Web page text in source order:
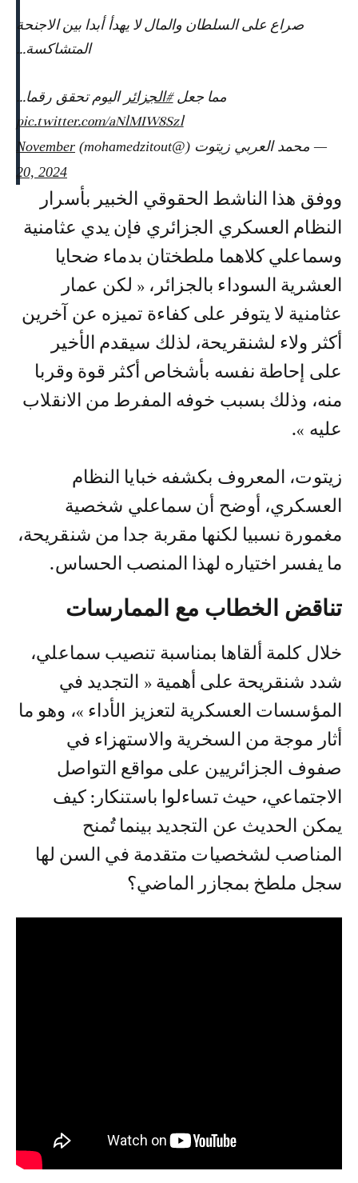
صراع على السلطان والمال لا يهدأ أبدا بين الاجنحة
المتشاكسة…
مما جعل#الجزائر اليوم تحقق رقما…
pic.twitter.com/aNlMIW8Szl
— محمد العربي زيتوت (@mohamedzitout)
November
20, 2024
ووفق هذا الناشط الحقوقي الخبير بأسرار
النظام العسكري الجزائري فإن يدي عثامنية
وسماعلي كلاهما ملطختان بدماء ضحايا
العشرية السوداء بالجزائر، « لكن عمار
عثامنية لا يتوفر على كفاءة تميزه عن آخرين
أكثر ولاء لشنقريحة، لذلك سيقدم الأخير
على إحاطة نفسه بأشخاص أكثر قوة وقربا
منه، وذلك بسبب خوفه المفرط من الانقلاب
عليه ».
زيتوت، المعروف بكشفه خبايا النظام
العسكري، أوضح أن سماعلي شخصية
مغمورة نسبيا لكنها مقربة جدا من شنقريحة،
ما يفسر اختياره لهذا المنصب الحساس.
تناقض الخطاب مع الممارسات
خلال كلمة ألقاها بمناسبة تنصيب سماعلي،
شدد شنقريحة على أهمية « التجديد في
المؤسسات العسكرية لتعزيز الأداء »، وهو ما
أثار موجة من السخرية والاستهزاء في
صفوف الجزائريين على مواقع التواصل
الاجتماعي، حيث تساءلوا باستنكار: كيف
يمكن الحديث عن التجديد بينما تُمنح
المناصب لشخصيات متقدمة في السن لها
سجل ملطخ بمجازر الماضي؟